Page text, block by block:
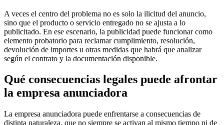
A veces el centro del problema no es solo la ilicitud del anuncio,
sino que el producto o servicio entregado no se ajusta a lo
publicitado. En ese escenario, la publicidad puede funcionar como
elemento probatorio para reclamar cumplimiento, resolución,
devolución de importes u otras medidas que habrá que analizar
según el contrato y la documentación disponible.
Qué consecuencias legales puede afrontar
la empresa anunciadora
La empresa anunciadora puede enfrentarse a consecuencias de
distinta naturaleza, que no siempre se activan al mismo tiempo ni de